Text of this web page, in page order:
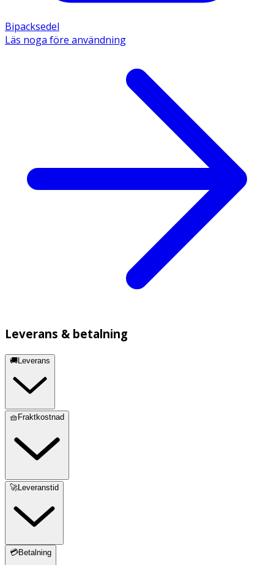
Bipacksedel
Läs noga före användning
Leverans & betalning
🚚Leverans
🧺Fraktkostnad
🚀Leveranstid
💳Betalning